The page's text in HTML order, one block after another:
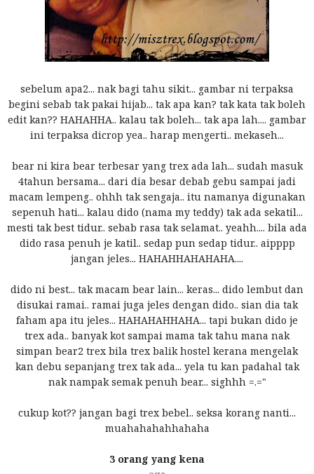
sebelum apa2... nak bagi tahu sikit... gambar ni terpaksa
begini sebab tak pakai hijab... tak apa kan? tak kata tak boleh
edit kan?? HAHAHHA.. kalau tak boleh... tak apa lah.... gambar
ini terpaksa dicrop yea.. harap mengerti.. mekaseh...
bear ni kira bear terbesar yang trex ada lah... sudah masuk
4tahun bersama... dari dia besar debab gebu sampai jadi
macam lempeng.. ohhh tak sengaja.. itu namanya digunakan
sepenuh hati... kalau dido (nama my teddy) tak ada sekatil...
mesti tak best tidur.. sebab rasa tak selamat.. yeahh.... bila ada
dido rasa penuh je katil.. sedap pun sedap tidur.. aipppp
jangan jeles... HAHAHHAHAHAHA....
dido ni best... tak macam bear lain... keras... dido lembut dan
disukai ramai.. ramai juga jeles dengan dido.. sian dia tak
faham apa itu jeles... HAHAHAHHAHA... tapi bukan dido je
trex ada.. banyak kot sampai mama tak tahu mana nak
simpan bear2 trex bila trex balik hostel kerana mengelak
kan debu sepanjang trex tak ada... yela tu kan padahal tak
nak nampak semak penuh bear... sighhh =.="
cukup kot?? jangan bagi trex bebel.. seksa korang nanti...
muahahahahhahaha
3 orang yang kena